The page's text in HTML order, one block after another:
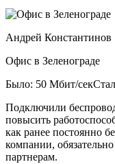
Андрей Константинов
Офис в Зеленограде
Было: 50 Мбит/сек
Подключили
повысить
как ранее постоянно
компании,
партнерам.